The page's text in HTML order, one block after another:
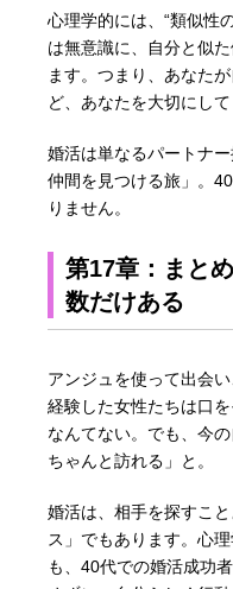
心理学的には、“類似性
は無意識に、自分と似
ます。つまり、あなた
ど、あなたを大切にし
婚活は単なるパートナ
仲間を見つける旅」。
りません。
第17章：まと
数だけある
アンジュを使って出会
経験した女性たちは口
なんてない。でも、今
ちゃんと訪れる」と。
婚活は、相手を探すこ
ス」でもあります。心
も、40代での婚活成功